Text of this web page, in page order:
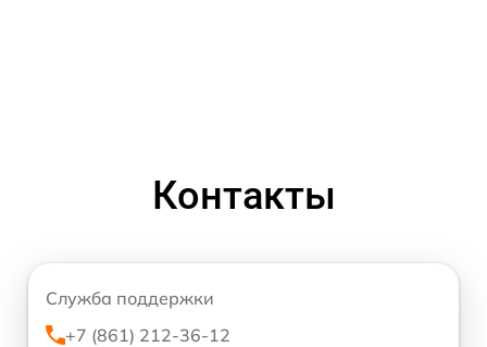
Контакты
Служба поддержки
+7 (861) 212-36-12